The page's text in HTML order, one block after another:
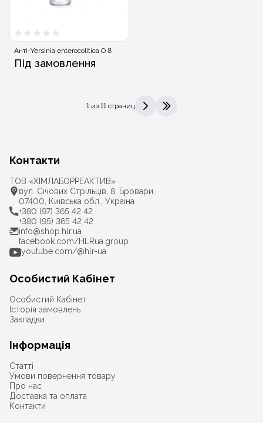
Анті-Yersinia enterocolitica O 8
Під замовлення
1 из 11 страниц
> >|
Контакти
ТОВ «ХІМЛАБОРРЕАКТИВ»
вул. Січових Стрільців, 8, Бровари,
07400, Київська обл., Україна
+380 (97) 365 42 42
+380 (95) 365 42 42
info@shop.hlr.ua
facebook.com/HLRua.group
youtube.com/@hlr-ua
Особистий Кабінет
Особистий Кабінет
Історія замовлень
Закладки
Інформація
Статті
Умови повернення товару
Про нас
Доставка та оплата
Контакти